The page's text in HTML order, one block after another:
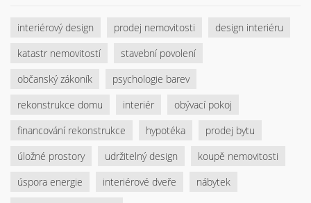
interiérový design prodej nemovitosti
design interiéru
katastr nemovitostí
stavební povolení
občanský zákoník
psychologie barev
rekonstrukce domu
interiér
obývací pokoj
financování rekonstrukce
hypotéka
prodej bytu
úložné prostory
udržitelný design
koupě nemovitosti
úspora energie
interiérové dveře
nábytek